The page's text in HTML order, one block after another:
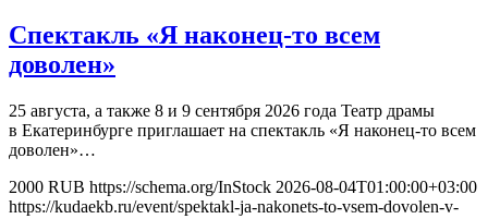
Спектакль «Я наконец-то всем
доволен»
25 августа, а также 8 и 9 сентября 2026 года Театр драмы
в Екатеринбурге приглашает на спектакль «Я наконец-то всем
доволен»…
2000 RUB https://schema.org/InStock 2026-08-04T01:00:00+03:00
https://kudaekb.ru/event/spektakl-ja-nakonets-to-vsem-dovolen-v-